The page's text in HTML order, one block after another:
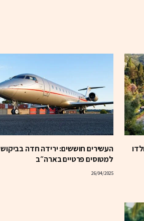
העשירים חוששים: ירידה חדה בביקוש
למטוסים פרטיים בארה״ב
26/04/2025